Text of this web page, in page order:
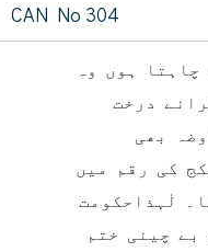
CAN No 304
ہوں وہ
درخت
بھی
کی رقم میں
لٰہذاحکومت
چینی ختم